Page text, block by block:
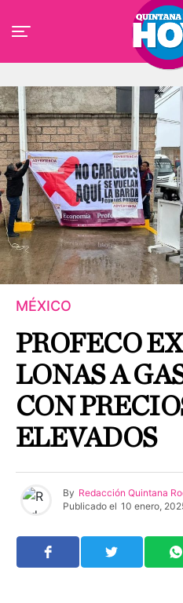
MÉXICO
PROFECO
LONAS A
CON
ELEVADOS
By Redacción Quintana
Publicado el 10 enero,